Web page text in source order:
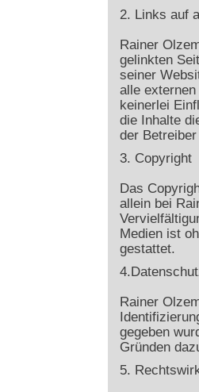
2. Links auf
Rainer
gelinkten
seiner
alle
keinerlei
die Inhalte
der
3. Copyright
Das
allein bei
Medien ist
gestattet.
Rainer
gegeben
Gründen
5.